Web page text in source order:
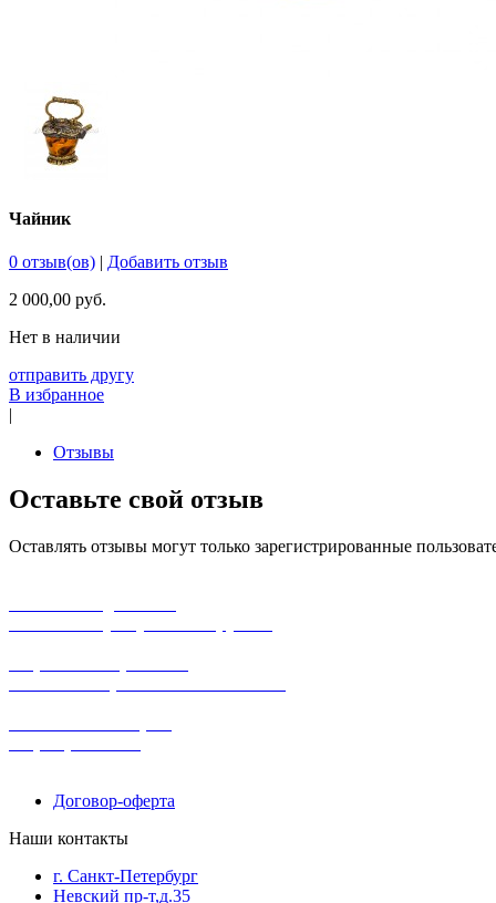
Чайник
0 отзыв(ов) | Добавить отзыв
2 000,00 руб.
Нет в наличии
отправить другу
В избранное
|
Отзывы
Оставьте свой отзыв
Оставлять отзывы могут только зарегистрированные
Договор-оферта
Наши контакты
г. Санкт-Петербург
Невский пр-т,д.35